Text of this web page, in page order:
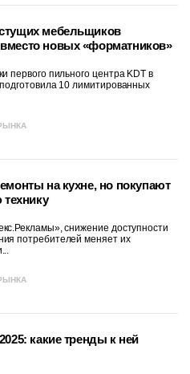
мебельщиков
новых «форматников»
первого пильного центра KDT в
10 лимитированных
на кухне, но покупают
снижение доступности
потребителей меняет их
какие тренды к ней